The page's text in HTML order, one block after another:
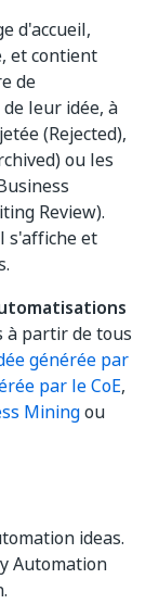
d'accueil,
et contient
de
leur idée, à
(Rejected),
ou les
Review).
s'affiche et
à partir de tous
générée par
par le CoE,
Miningou
ideas.
Automation